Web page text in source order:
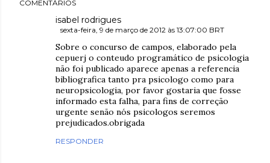
COMENTÁRIOS
isabel rodrigues
sexta-feira, 9 de março de 2012 às 13:07:00 BRT
Sobre o concurso de campos, elaborado pela
cepuerj o conteudo programático de psicologia
não foi publicado aparece apenas a referencia
bibliografica tanto pra psicologo como para
neuropsicologia, por favor gostaria que fosse
informado esta falha, para fins de correção
urgente senão nós psicologos seremos
prejudicados.obrigada
RESPONDER